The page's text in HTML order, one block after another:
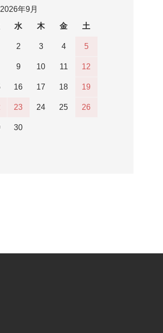
2026年9月
水 木 金 土
2 3 4 5
9 10 11 12
16 17 18 19
23 24 25 26
30